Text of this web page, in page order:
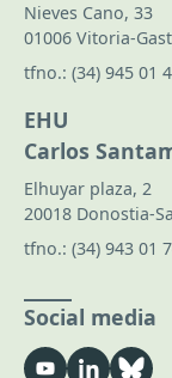
Nieves Cano, 33
01006 Vitoria-
tfno.: (34) 945 01
EHU
Carlos
Elhuyar plaza, 2
20018 Donostia-
tfno.: (34) 943 01
Social media